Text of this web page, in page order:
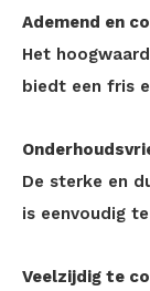
Ademend en
Het
biedt een fris
De sterke en
is eenvoudig
Veelzijdig te